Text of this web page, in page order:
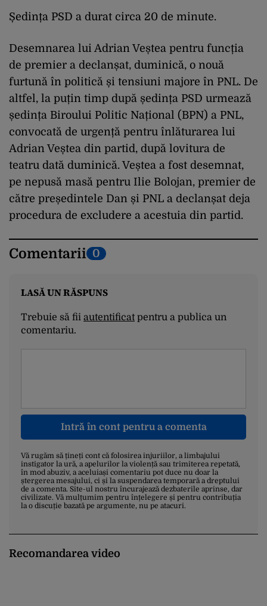
Ședința PSD a durat circa 20 de minute.
Desemnarea lui Adrian Veștea pentru funcția
de premier a declanșat, duminică, o nouă
furtună în politică și tensiuni majore în PNL. De
altfel, la puțin timp după ședința PSD urmează
ședința Biroului Politic Național (BPN) a PNL,
convocată de urgență pentru înlăturarea lui
Adrian Veștea din partid, după lovitura de
teatru dată duminică. Veștea a fost desemnat,
pe nepusă masă pentru Ilie Bolojan, premier de
către președintele Dan și PNL a declanșat deja
procedura de excludere a acestuia din partid.
Comentarii 0
LASĂ UN RĂSPUNS
Trebuie să fii autentificatpentru a publica un
comentariu.
Intră în cont pentru a comenta
Vă rugăm să țineți cont că folosirea injuriilor, a limbajului
instigator la ură, a apelurilor la violență sau trimiterea repetată,
în mod abuziv, a aceluiași comentariu pot duce nu doar la
ștergerea mesajului, ci și la suspendarea temporară a dreptului
de a comenta. Site-ul nostru încurajează dezbaterile aprinse, dar
civilizate. Vă mulțumim pentru înțelegere și pentru contribuția
la o discuție bazată pe argumente, nu pe atacuri.
Recomandarea video